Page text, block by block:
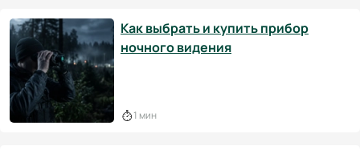
Как выбрать и купить прибор
ночного видения
1 мин